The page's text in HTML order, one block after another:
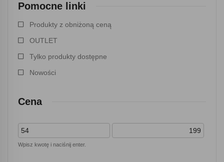
Pomocne linki
Produkty z obniżoną ceną
OUTLET
Tylko produkty dostępne
Nowości
Cena
Wpisz kwotę i naciśnij enter.